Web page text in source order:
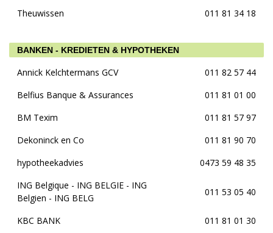
Theuwissen
011 81 34 18
BANKEN - KREDIETEN & HYPOTHEKEN
Annick Kelchtermans GCV
011 82 57 44
Belfius Banque & Assurances
011 81 01 00
BM Texim
011 81 57 97
Dekoninck en Co
011 81 90 70
hypotheekadvies
0473 59 48 35
ING Belgique - ING BELGIE - ING
Belgien - ING BELG
011 53 05 40
KBC BANK
011 81 01 30